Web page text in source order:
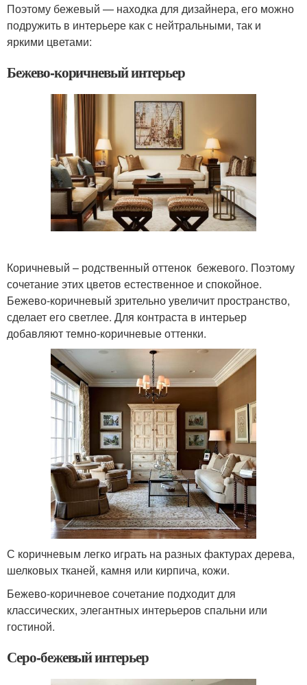
Поэтому бежевый — находка для дизайнера, его можно
подружить в интерьере как с нейтральными, так и
яркими цветами:
Бежево-коричневый интерьер
Коричневый – родственный оттенок бежевого. Поэтому
сочетание этих цветов естественное и спокойное.
Бежево-коричневый зрительно увеличит пространство,
сделает его светлее. Для контраста в интерьер
добавляют темно-коричневые оттенки.
С коричневым легко играть на разных фактурах дерева,
шелковых тканей, камня или кирпича, кожи.
Бежево-коричневое сочетание подходит для
классических, элегантных интерьеров спальни или
гостиной.
Серо-бежевый интерьер